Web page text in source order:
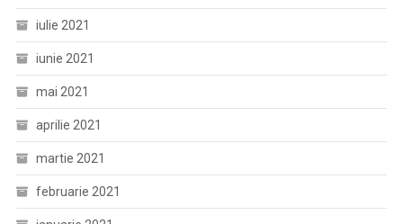
iulie 2021
iunie 2021
mai 2021
aprilie 2021
martie 2021
februarie 2021